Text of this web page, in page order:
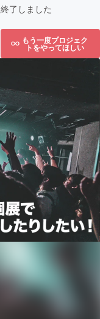
終了しました
もう一度プロジェク
トをやってほしい